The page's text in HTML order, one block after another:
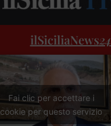
ilSiciliaNews24
Fai clic per accettare i
cookie per questo servizio